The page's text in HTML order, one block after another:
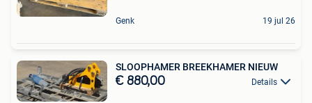
Genk 19 jul 26
SLOOPHAMER BREEKHAMER NIEUW
€ 880,00 Details